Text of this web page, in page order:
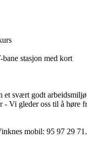
stasjon med kort
et svært godt
- Vi gleder oss til å høre
mobil: 95 97 29 71.